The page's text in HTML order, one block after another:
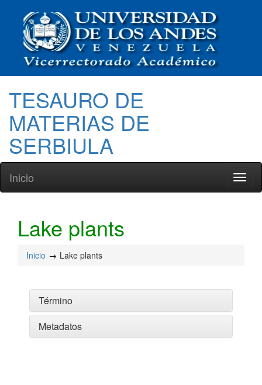
TESAURO DE
MATERIAS DE
SERBIULA
Inicio
Lake plants
Inicio Lake plants
Término
Metadatos